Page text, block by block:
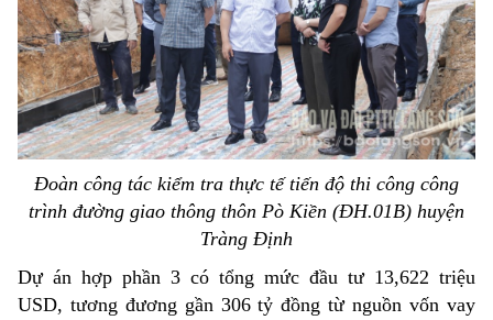
Đoàn công tác kiểm tra thực tế tiến độ thi công công
trình đường giao thông thôn Pò Kiền (ĐH.01B) huyện
Tràng Định
Dự án hợp phần 3 có tổng mức đầu tư 13,622 triệu
USD, tương đương gần 306 tỷ đồng từ nguồn vốn vay